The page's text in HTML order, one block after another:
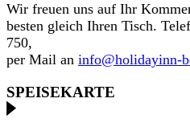
Wir freuen uns auf Ihr
besten gleich Ihren Tisch.
750,
per Mail an info@holidayinn-
SPEISEKARTE